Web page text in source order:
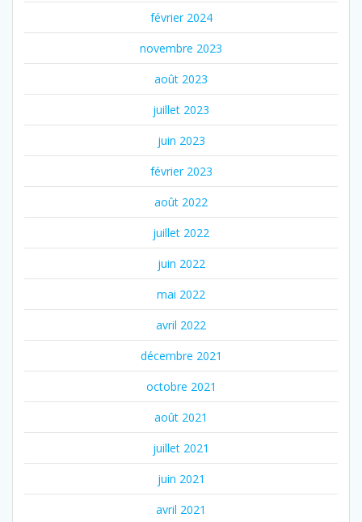
février 2024
novembre 2023
août 2023
juillet 2023
juin 2023
février 2023
août 2022
juillet 2022
juin 2022
mai 2022
avril 2022
décembre 2021
octobre 2021
août 2021
juillet 2021
juin 2021
avril 2021